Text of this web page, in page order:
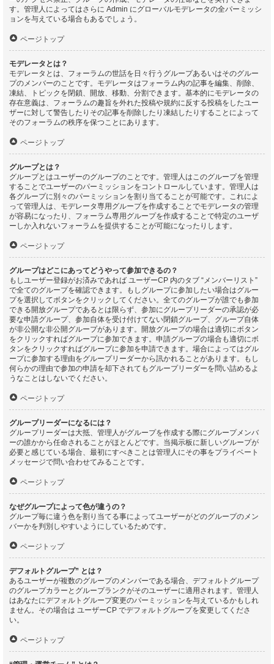
す。管理人によってはさらに Admin にグローバルモデレータの全パーミッシ
ョンを与えている場合もあるでしょう。
ページトップ
モデレータとは？
モデレータとは、フォーラムの世話を日々行うグループあるいはそのグルー
プのメンバーのことです。モデレータはフォーラム内の記事を編集、削除、
凍結、トピックを閉鎖、開放、移動、分割できます。基本的にモデレータの
存在意義は、フォーラムの趣旨を外れた投稿や規約に反する投稿をしたユー
ザーに対して警告したりその記事を削除したり凍結したりすることによって
そのフォーラムの秩序を保つことにあります。
ページトップ
グループとは？
グループとはユーザーのグループのことです。管理人はこのグループを管理
することでユーザーのパーミッションをコントロールしています。管理人は
各グループに別々のパーミッションを割り当てることが可能です。これによ
って管理人は、モデレータ専用グループを作成することでモデレータの管理
が容易になったり、フォーラム専用グループを作成することで特定のユーザ
ーしか入れないフォーラムを提供することが可能になったりします。
ページトップ
グループはどこにあってどうやって参加できるの？
もしユーザー登録がお済みであれば ユーザーCP 内のタブ “メンバーリスト”
で全てのグループを確認できます。もしグループに参加したい場合はグルー
プを選択してボタンをクリックしてください。全てのグループが誰でも参加
できる開放グループであるとは限らず、参加にグループリーダーの承認が必
要な申請グループ、参加自体を受け付けてない閉鎖グループ、グループ自体
が非公開な非公開グループがあります。開放グループの場合は適切にボタン
をクリックすればグループに参加できます。申請グループの場合も適切にボ
タンをクリックすればグループに参加を申請できます。場合によってはグル
ープに参加する理由をグループリーダーから訊かれることがあります。もし
何らかの理由で参加の申請を却下されてもグループリーダーを問い詰めるよ
うなことはしないでください。
ページトップ
グループリーダーになるには？
グループリーダーは大抵、管理人がグループを作成する際にグループメンバ
ーの誰かから任命されることがほとんどです。当掲示板に新しいグループが
必要と感じている場合、最初にすべきことは管理人にその事をプライベート
メッセージで問い合わせてみることです。
ページトップ
なぜグループによって色が違うの？
グループ毎に違う色を割り当てる事によってユーザーがどのグループのメン
バーかを判別しやすいようにしているためです。
ページトップ
デフォルトグループ” とは？
あるユーザーが複数のグループのメンバーである場合、デフォルトグループ
のグループカラーとグループランクがそのユーザーに適用されます。管理人
はあなたにデフォルトグループ変更のパーミッションを与えているかもしれ
ません。その場合は ユーザーCP でデフォルトグループを変更してくださ
い。
ページトップ